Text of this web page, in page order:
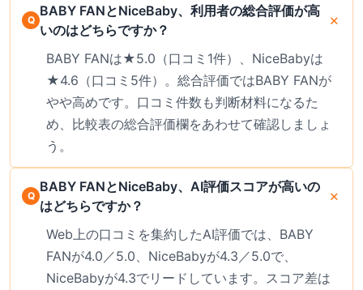
BABY FANとNiceBaby、利用者の総合評価が高
いのはどちらですか？
BABY FANは★5.0（口コミ1件）、NiceBabyは
★4.6（口コミ5件）。総合評価ではBABY FANが
やや高めです。口コミ件数も判断材料になるた
め、比較表の総合評価欄をあわせて確認しましょ
う。
BABY FANとNiceBaby、AI評価スコアが高いの
はどちらですか？
Web上の口コミを集約したAI評価では、BABY
FANが4.0／5.0、NiceBabyが4.3／5.0で、
NiceBabyが4.3でリードしています。スコア差は